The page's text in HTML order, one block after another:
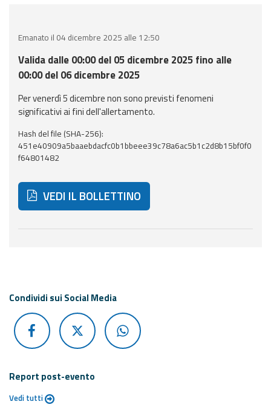
Strumenti
Operativi
Report
Aggiornamenti
utili
frequenti
Il progetto
Allerta
Meteo
Emilia-
Romagna
Contatti
Emanato il 04 dicembre 2025 alle 12:50
Valida dalle 00:00 del 05 dicembre 2025 fino alle
00:00 del 06 dicembre 2025
Per venerdì 5 dicembre non sono previsti fenomeni
significativi ai fini dell'allertamento.
Hash del file (SHA-256):
451e40909a5baaebdacfc0b1bbeee39c78a6ac5b1c2d8b15bf0f0
f64801482
VEDI IL BOLLETTINO
Condividi sui Social Media
Report post-evento
Vedi tutti